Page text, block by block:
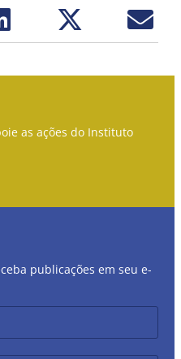
as ações do Instituto
publicações em seu e-